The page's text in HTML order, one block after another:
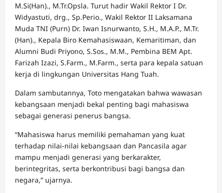
M.Si(Han)., M.Tr.Opsla. Turut hadir Wakil Rektor I Dr.
Widyastuti, drg., Sp.Perio., Wakil Rektor II Laksamana
Muda TNI (Purn) Dr. Iwan Isnurwanto, S.H., M.A.P., M.Tr.
(Han)., Kepala Biro Kemahasiswaan, Kemaritiman, dan
Alumni Budi Priyono, S.Sos., M.M., Pembina BEM Apt.
Farizah Izazi, S.Farm., M.Farm., serta para kepala satuan
kerja di lingkungan Universitas Hang Tuah.
Dalam sambutannya, Toto mengatakan bahwa wawasan
kebangsaan menjadi bekal penting bagi mahasiswa
sebagai generasi penerus bangsa.
“Mahasiswa harus memiliki pemahaman yang kuat
terhadap nilai-nilai kebangsaan dan Pancasila agar
mampu menjadi generasi yang berkarakter,
berintegritas, serta berkontribusi bagi bangsa dan
negara,” ujarnya.